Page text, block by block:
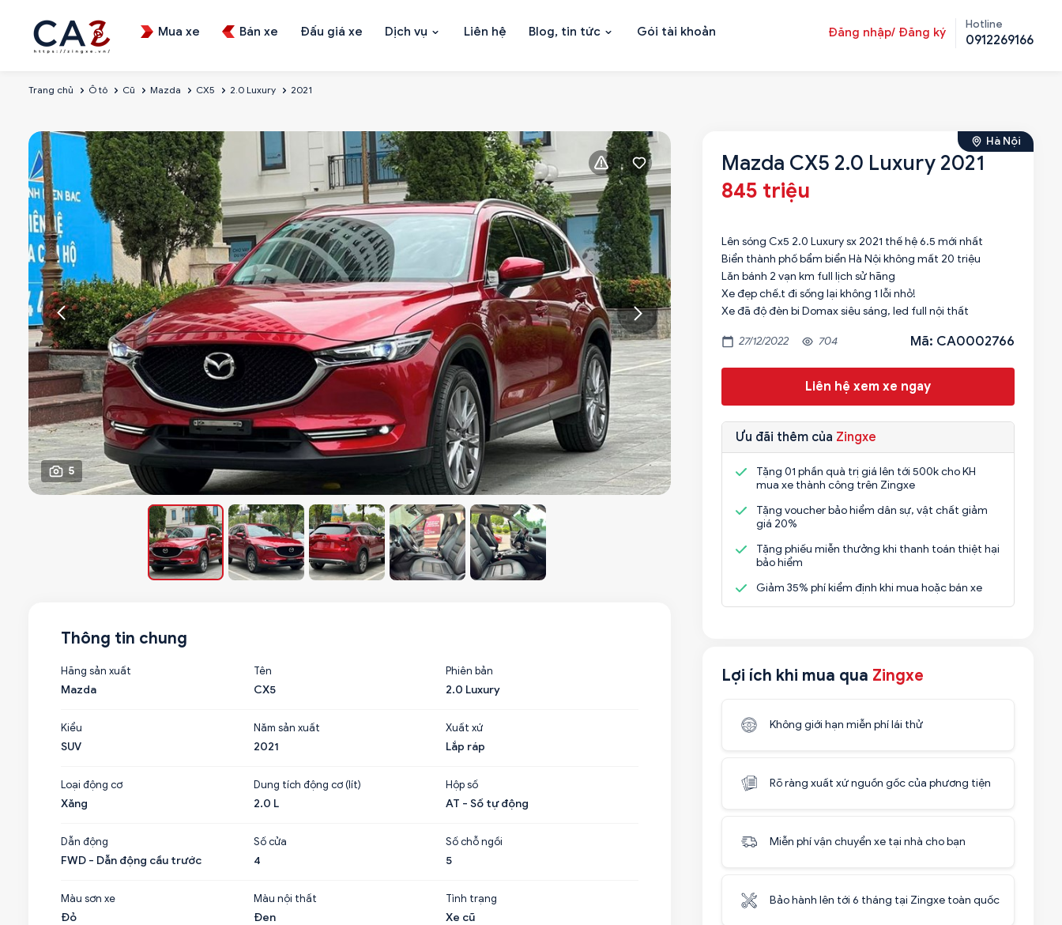
Mua xe Bán xe Đấu giá xe Dịch vụ Liên hệ Blog, tin tức Gói tài khoản Đăng nhập/ Đăng ký
Hotline
0912269166
Trang chủ Ô tô Cũ Mazda CX5 2.0 Luxury 2021
5
Hà Nội
Mazda CX5 2.0 Luxury 2021
845 triệu
Lên sóng Cx5 2.0 Luxury sx 2021 thế hệ 6.5 mới nhất
Biển thành phố bẩm biển Hà Nội không mất 20 triệu
Lăn bánh 2 vạn km full lịch sử hãng
Xe đẹp chế.t đi sống lại không 1 lỗi nhỏ!
27/12/2022 704 Mã: CA0002766
Liên hệ xem xe ngay
Ưu đãi thêm của Zingxe
Tặng 01 phần quà trị giá lên tới 500k cho KH
mua xe thành công trên Zingxe
Tặng voucher bảo hiểm dân sự, vật chất giảm
giá 20%
Tặng phiếu miễn thưởng khi thanh toán thiệt hại
bảo hiểm
Giảm 35% phí kiểm định khi mua hoặc bán xe
Lợi ích khi mua qua Zingxe
Không giới hạn miễn phí lái thử
Rõ ràng xuất xứ nguồn gốc của phương tiện
Miễn phí vận chuyển xe tại nhà cho bạn
Bảo hành lên tới 6 tháng tại Zingxe toàn quốc
Thông tin chung
Hãng sản xuất
Mazda
Tên
CX5
Phiên bản
2.0 Luxury
Kiểu
SUV
Năm sản xuất
2021
Xuất xứ
Lắp ráp
Loại động cơ
Xăng
Dung tích động cơ (lít)
2.0 L
Hộp số
AT - Số tự động
Dẫn động
FWD - Dẫn động cầu trước
Số cửa
4
Số chỗ ngồi
5
Màu sơn xe
Đỏ
Màu nội thất
Đen
Tình trạng
Xe cũ